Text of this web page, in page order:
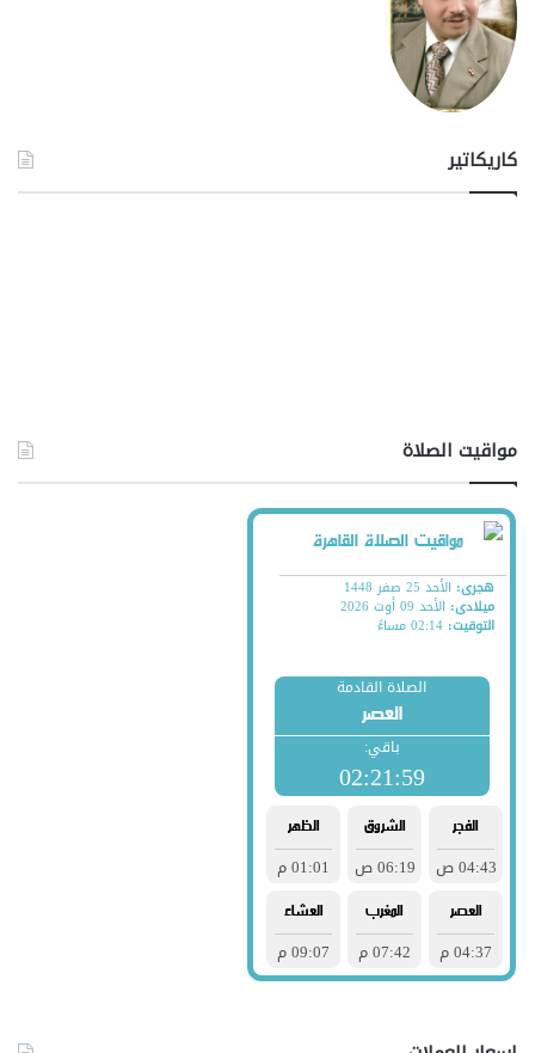
كاريكاتير
مواقيت الصلاة